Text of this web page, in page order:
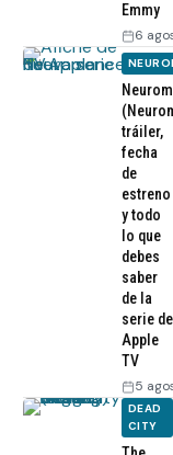
Emmy
6
tráiler,
fecha
de
estreno
y todo
lo que
debes
saber
de la
serie de
Apple
TV
5
DEAD
CITY